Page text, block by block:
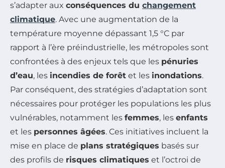
s’adapter aux conséquences du changement
climatique. Avec une augmentation de la
température moyenne dépassant 1,5 °C par
rapport à l’ère préindustrielle, les métropoles sont
confrontées à des enjeux tels que les pénuries
d’eau, les incendies de forêt et les inondations.
Par conséquent, des stratégies d’adaptation sont
nécessaires pour protéger les populations les plus
vulnérables, notamment les femmes, les enfants
et les personnes âgées. Ces initiatives incluent la
mise en place de plans stratégiques basés sur
des profils de risques climatiques et l’octroi de